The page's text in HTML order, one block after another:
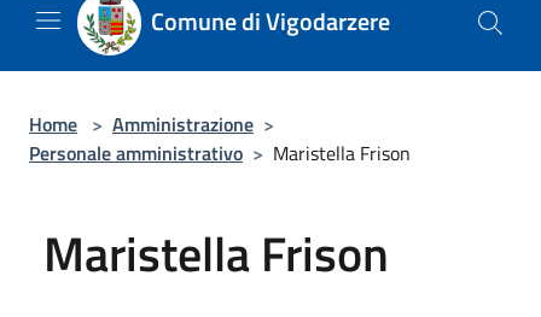
Comune di Vigodarzere
Home > Amministrazione >
Personale amministrativo > Maristella Frison
Maristella Frison